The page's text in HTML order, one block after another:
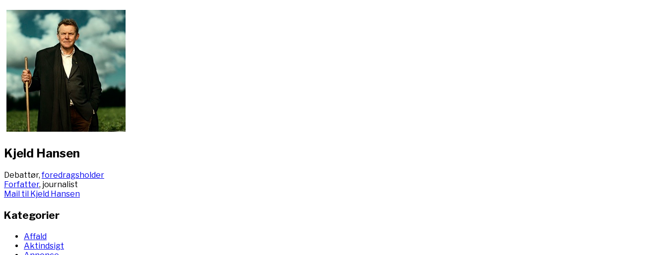
Kjeld Hansen
Debattør,foredragsholder
Forfatter, journalist
Mail til Kjeld Hansen
Kategorier
Affald
Aktindsigt